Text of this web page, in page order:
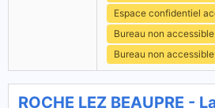
Espace confidentiel
Bureau non
Bureau non
ROCHE LEZ BEAUPRE -